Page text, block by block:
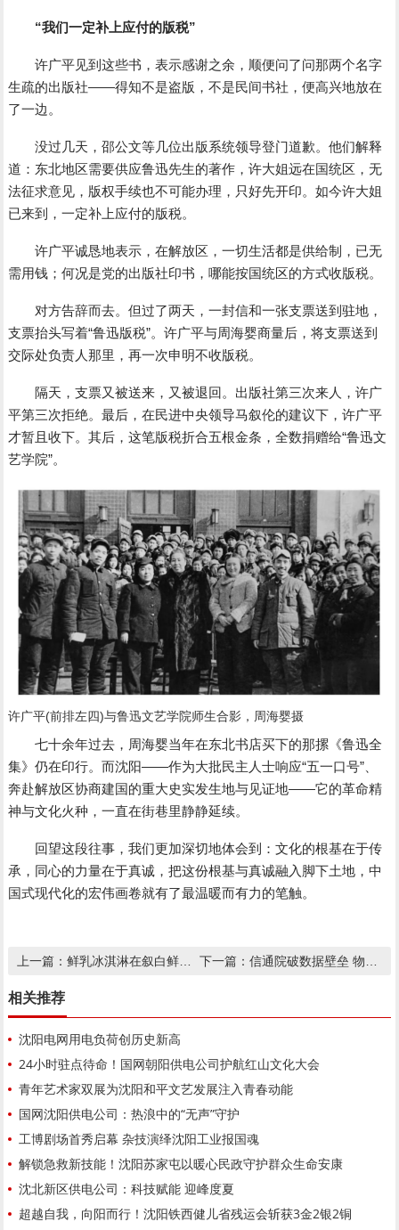
“我们一定补上应付的版税”
许广平见到这些书，表示感谢之余，顺便问了问那两个名字
生疏的出版社――得知不是盗版，不是民间书社，便高兴地放在
了一边。
没过几天，邵公文等几位出版系统领导登门道歉。他们解释
道：东北地区需要供应鲁迅先生的著作，许大姐远在国统区，无
法征求意见，版权手续也不可能办理，只好先开印。如今许大姐
已来到，一定补上应付的版税。
许广平诚恳地表示，在解放区，一切生活都是供给制，已无
需用钱；何况是党的出版社印书，哪能按国统区的方式收版税。
对方告辞而去。但过了两天，一封信和一张支票送到驻地，
支票抬头写着“鲁迅版税”。许广平与周海婴商量后，将支票送到
交际处负责人那里，再一次申明不收版税。
隔天，支票又被送来，又被退回。出版社第三次来人，许广
平第三次拒绝。最后，在民进中央领导马叙伦的建议下，许广平
才暂且收下。其后，这笔版税折合五根金条，全数捐赠给“鲁迅文
艺学院”。
许广平(前排左四)与鲁迅文艺学院师生合影，周海婴摄
七十余年过去，周海婴当年在东北书店买下的那摞《鲁迅全
集》仍在印行。而沈阳――作为大批民主人士响应“五一口号”、
奔赴解放区协商建国的重大史实发生地与见证地――它的革命精
神与文化火种，一直在街巷里静静延续。
回望这段往事，我们更加深切地体会到：文化的根基在于传
承，同心的力量在于真诚，把这份根基与真诚融入脚下土地，中
国式现代化的宏伟画卷就有了最温暖而有力的笔触。
上一篇：鲜乳冰淇淋在叙白鲜果芭菲冰淇淋中的核心价值 下一篇： 信通院破数据壁垒 物理AI爆发在即
相关推荐
沈阳电网用电负荷创历史新高
24小时驻点待命！国网朝阳供电公司护航红山文化大会
青年艺术家双展为沈阳和平文艺发展注入青春动能
国网沈阳供电公司：热浪中的“无声”守护
工博剧场首秀启幕 杂技演绎沈阳工业报国魂
解锁急救新技能！沈阳苏家屯以暖心民政守护群众生命安康
沈北新区供电公司：科技赋能 迎峰度夏
超越自我，向阳而行！沈阳铁西健儿省残运会斩获3金2银2铜